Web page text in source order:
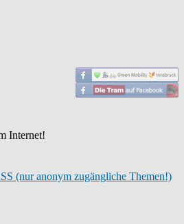
Internet!
(nur anonym zugängliche Themen!)